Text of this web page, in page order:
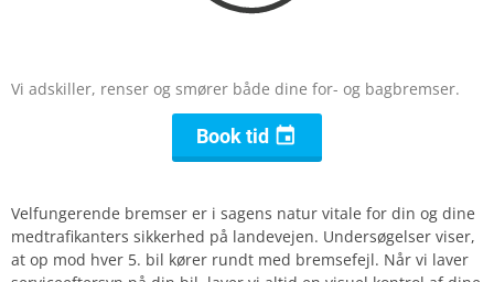
Vi adskiller, renser og smører både dine for- og bagbremser.
Book tid 
Velfungerende bremser er i sagens natur vitale for din og dine
medtrafikanters sikkerhed på landevejen. Undersøgelser viser,
at op mod hver 5. bil kører rundt med bremsefejl. Når vi laver